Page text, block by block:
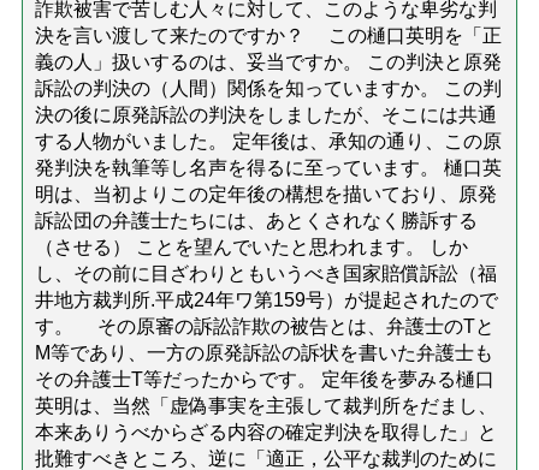
詐欺被害で苦しむ人々に対して、このような卑劣な判
決を言い渡して来たのですか？ この樋口英明を「正
義の人」扱いするのは、妥当ですか。 この判決と原発
訴訟の判決の（人間）関係を知っていますか。 この判
決の後に原発訴訟の判決をしましたが、そこには共通
する人物がいました。 定年後は、承知の通り、この原
発判決を執筆等し名声を得るに至っています。 樋口英
明は、当初よりこの定年後の構想を描いており、原発
訴訟団の弁護士たちには、あとくされなく勝訴する
（させる） ことを望んでいたと思われます。 しか
し、その前に目ざわりともいうべき国家賠償訴訟（福
井地方裁判所.平成24年ワ第159号）が提起されたので
す。 その原審の訴訟詐欺の被告とは、弁護士のTと
M等であり、一方の原発訴訟の訴状を書いた弁護士も
その弁護士T等だったからです。 定年後を夢みる樋口
英明は、当然「虚偽事実を主張して裁判所をだまし、
本来ありうべからざる内容の確定判決を取得した」と
批難すべきところ、逆に「適正，公平な裁判のために